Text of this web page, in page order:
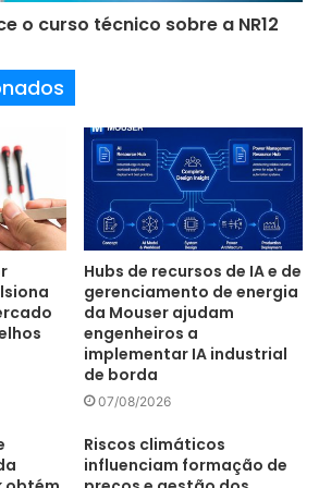
Confirp ICMS
o curso técnico sobre a NR12
Hubs de recursos de IA e de
gerenciamento de energia
da Mouser ajudam
engenheiros a
implementar IA industrial
de borda
07/08/2026
Riscos climáticos
influenciam formação de